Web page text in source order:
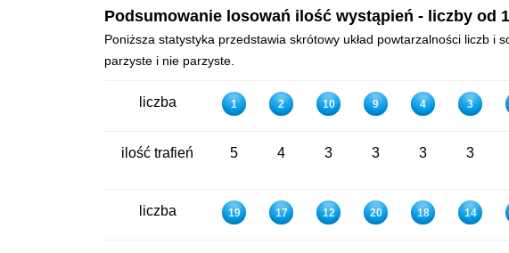
Podsumowanie losowań ilość wystąpień - liczby od
Poniższa statystyka przedstawia skrótowy układ powtarzalności liczb i
parzyste i nie parzyste.
liczba 1 2 10 9 4 3
ilość trafień 5 4 3 3 3 3
liczba 19 17 12 20 18 14